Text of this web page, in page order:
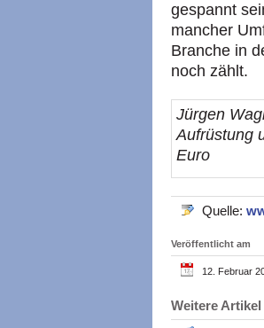
gespannt
mancher
Branche in
noch zählt.
Jürgen
Aufrüstung
Euro
Quelle:
Veröffentlicht am
12. Februar
Weitere